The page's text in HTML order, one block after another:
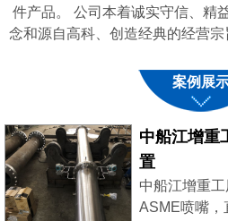
件产品。 公司本着诚实守信、精
念和源自高科、创造经典的经营
案例展
中船江增重
置
中船江增重
ASME喷嘴，